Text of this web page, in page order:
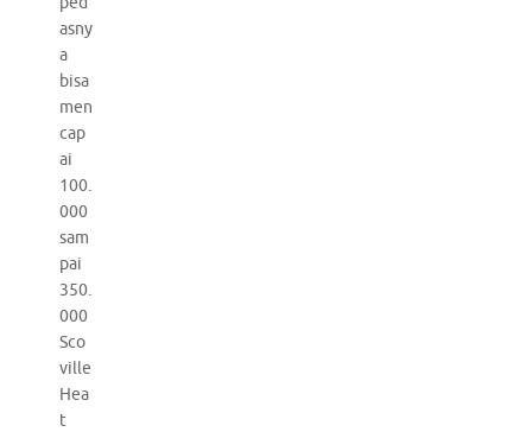
asny
a
bisa
men
cap
ai
100.
000
sam
pai
350.
000
Sco
ville
Hea
t